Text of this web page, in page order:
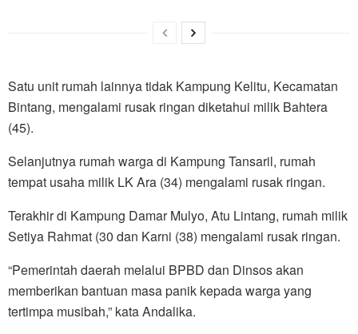
Satu unit rumah lainnya tidak Kampung Kelitu, Kecamatan
Bintang, mengalami rusak ringan diketahui milik Bahtera
(45).
Selanjutnya rumah warga di Kampung Tansaril, rumah
tempat usaha milik LK Ara (34) mengalami rusak ringan.
Terakhir di Kampung Damar Mulyo, Atu Lintang, rumah milik
Setiya Rahmat (30 dan Karni (38) mengalami rusak ringan.
“Pemerintah daerah melalui BPBD dan Dinsos akan
memberikan bantuan masa panik kepada warga yang
tertimpa musibah,” kata Andalika.